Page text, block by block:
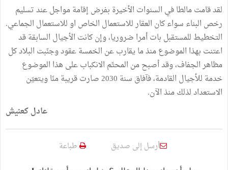
لقد قامت مالطا في السنوات الأخيرة بفرض إقامة مواجل عند تسليم
رخص البناء سواء كان العقار للاستعمال الخاص او للاستعمال الجماعي.
التخطيط للمستقبل بات أمرا ضروريا، وإن كانت الأجيال السابقة قد
اعتنت بهذا الموضوع منذ ما يقارب عن الخمسة عقود وجنّبت البلاد كل
مظاهر الجفاف، وقد أصبح من المحتّم الانكباب على هذا الموضوع
خدمة للأجيال القادمة، فآفاق سنة 2030 صارت قريبة منّا ويتعيّن
الاستعداد لذلك منذ الآن.
عادل كعنيش
أرسل إلى صديق طباعة